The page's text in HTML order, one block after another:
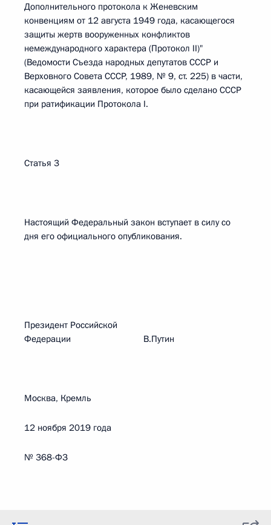
Дополнительного протокола к Женевским
конвенциям от 12 августа 1949 года, касающегося
защиты жертв вооруженных конфликтов
немеждународного характера (Протокол II)"
(Ведомости Съезда народных депутатов СССР и
Верховного Совета СССР, 1989, № 9, ст. 225) в части,
касающейся заявления, которое было сделано СССР
при ратификации Протокола I.
Статья 3
Настоящий Федеральный закон вступает в силу со
дня его официального опубликования.
Президент Российской
Федерации В.Путин
Москва, Кремль
12 ноября 2019 года
№ 368-ФЗ